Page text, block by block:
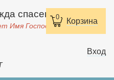
0 Корзина
спасения»
Имя Господне, спасется.
Вход